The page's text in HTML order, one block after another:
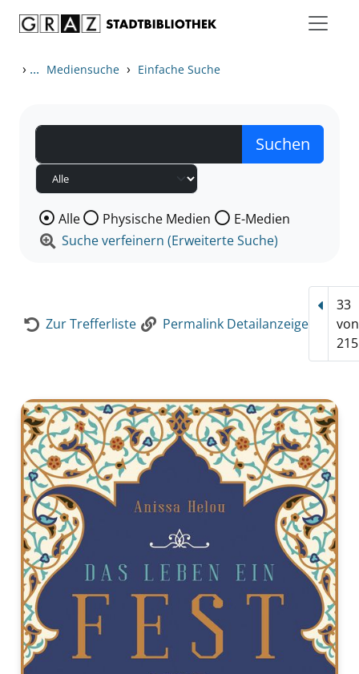
› ... Mediensuche › Einfache Suche
Wählen Sie die Medienart nach der Sie suchen wollen.
Alle Physische Medien
E-Medien
Suche verfeinern (Erweiterte Suche)
Zur Trefferliste Permalink Detailanzeige
33
von
215